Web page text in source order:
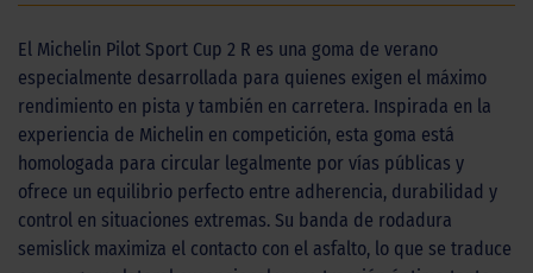
El Michelin Pilot Sport Cup 2 R es una goma de verano
especialmente desarrollada para quienes exigen el máximo
rendimiento en pista y también en carretera. Inspirada en la
experiencia de Michelin en competición, esta goma está
homologada para circular legalmente por vías públicas y
ofrece un equilibrio perfecto entre adherencia, durabilidad y
control en situaciones extremas. Su banda de rodadura
semislick maximiza el contacto con el asfalto, lo que se traduce